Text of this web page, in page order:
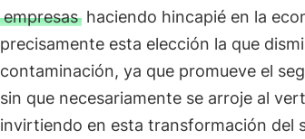
empresashaciendo hincapié en la
precisamente esta elección la que
contaminación, ya que promueve el
sin que necesariamente se arroje al
invirtiendo en esta transformación del